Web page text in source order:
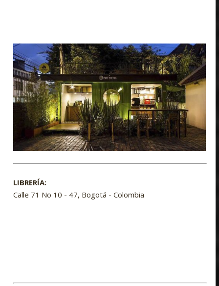
LIBRERÍA:
Calle 71 No 10 - 47, Bogotá - Colombia